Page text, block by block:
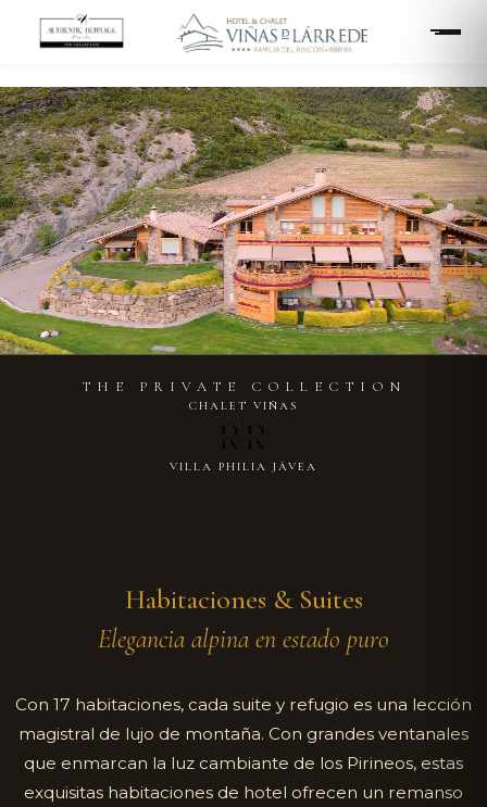
THE PRIVATE COLLECTION
CHALET VIÑAS
VILLA PHILIA JÁVEA
Habitaciones & Suites
Elegancia alpina en estado puro
Con 17 habitaciones, cada suite y refugio es una lección
magistral de lujo de montaña. Con grandes ventanales
que enmarcan la luz cambiante de los Pirineos, estas
exquisitas habitaciones de hotel ofrecen un remanso